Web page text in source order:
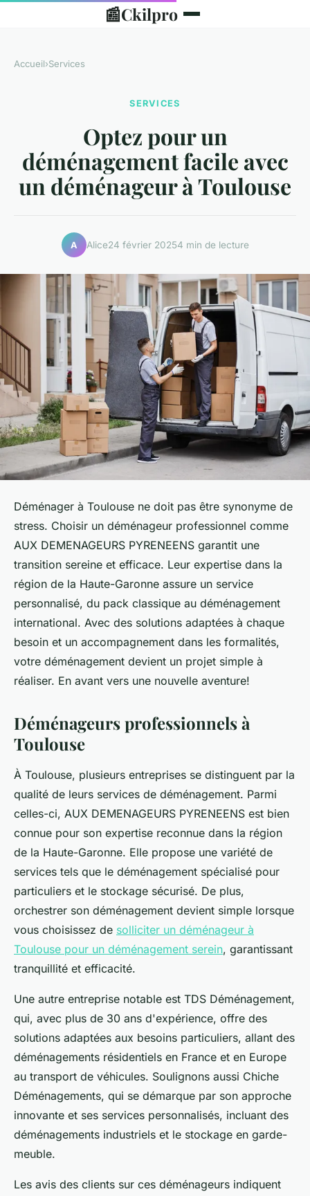
📰Ckilpro
Accueil›Services
SERVICES
Optez pour un
déménagement facile avec
un déménageur à Toulouse
A Alice24 février 20254 min de lecture
Déménager à Toulouse ne doit pas être synonyme de
stress. Choisir un déménageur professionnel comme
AUX DEMENAGEURS PYRENEENS garantit une
transition sereine et efficace. Leur expertise dans la
région de la Haute-Garonne assure un service
personnalisé, du pack classique au déménagement
international. Avec des solutions adaptées à chaque
besoin et un accompagnement dans les formalités,
votre déménagement devient un projet simple à
réaliser. En avant vers une nouvelle aventure!
Déménageurs professionnels à
Toulouse
À Toulouse, plusieurs entreprises se distinguent par la
qualité de leurs services de déménagement. Parmi
celles-ci, AUX DEMENAGEURS PYRENEENS est bien
connue pour son expertise reconnue dans la région
de la Haute-Garonne. Elle propose une variété de
services tels que le déménagement spécialisé pour
particuliers et le stockage sécurisé. De plus,
orchestrer son déménagement devient simple lorsque
vous choisissez de solliciter un déménageur à
Toulouse pour un déménagement serein, garantissant
tranquillité et efficacité.
Une autre entreprise notable est TDS Déménagement,
qui, avec plus de 30 ans d'expérience, offre des
solutions adaptées aux besoins particuliers, allant des
déménagements résidentiels en France et en Europe
au transport de véhicules. Soulignons aussi Chiche
Déménagements, qui se démarque par son approche
innovante et ses services personnalisés, incluant des
déménagements industriels et le stockage en garde-
meuble.
Les avis des clients sur ces déménageurs indiquent